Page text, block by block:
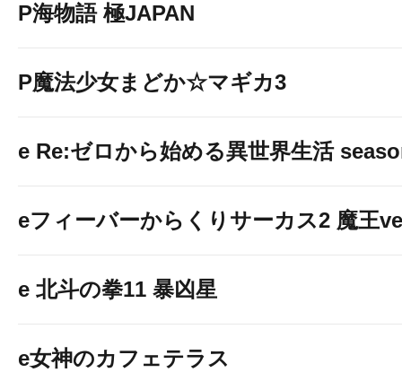
P海物語 極JAPAN
P魔法少女まどか☆マギカ3
e Re:ゼロから始める異世界生活
eフィーバーからくりサーカス2 魔王
e 北斗の拳11 暴凶星
e女神のカフェテラス